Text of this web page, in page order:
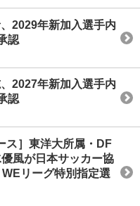
2029年新加入選手内
認
2027年新加入選手内
認
ス］東洋大所属・DF
風が日本サッカー協
リーグ特別指定選